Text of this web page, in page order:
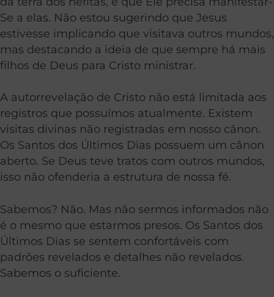
Se a elas. Não estou sugerindo que Jesus
estivesse implicando que visitava outros mundos,
mas destacando a ideia de que sempre há mais
filhos de Deus para Cristo ministrar.
A autorrevelação de Cristo não está limitada aos
registros que possuímos atualmente. Existem
visitas divinas não registradas em nosso cânon.
Os Santos dos Últimos Dias possuem um cânon
aberto. Se Deus teve tratos com outros mundos,
isso não ofenderia a estrutura de nossa fé.
Sabemos? Não. Mas não sermos informados não
é o mesmo que estarmos presos. Os Santos dos
Últimos Dias se sentem confortáveis com
padrões revelados e detalhes não revelados.
Sabemos o suficiente.